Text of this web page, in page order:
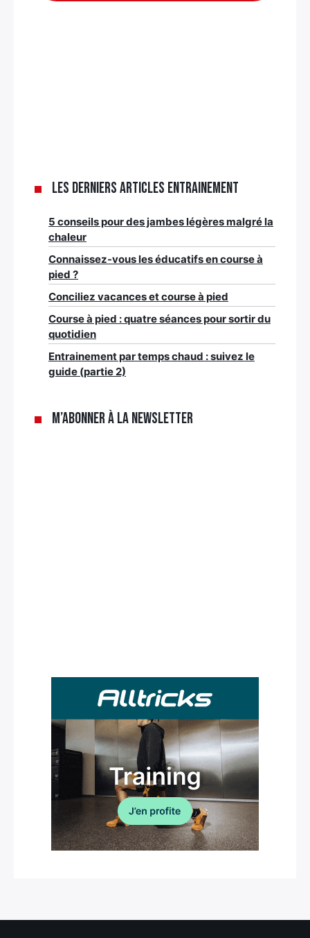
Les derniers articles Entrainement
5 conseils pour des jambes légères malgré la
chaleur
Connaissez-vous les éducatifs en course à
pied ?
Conciliez vacances et course à pied
Course à pied : quatre séances pour sortir du
quotidien
Entrainement par temps chaud : suivez le
guide (partie 2)
M’abonner à la newsletter